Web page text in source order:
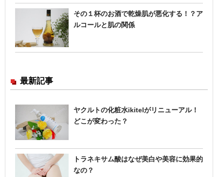
その１杯のお酒で乾燥肌が悪化する！？ア
ルコールと肌の関係
最新記事
ヤクルトの化粧水ikitelがリニューアル！
どこが変わった？
トラネキサム酸はなぜ美白や美容に効果的
なの？